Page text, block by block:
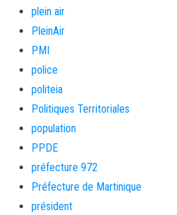
plein air
PleinAir
PMI
police
politeia
Politiques Territoriales
population
PPDE
préfecture 972
Préfecture de Martinique
président